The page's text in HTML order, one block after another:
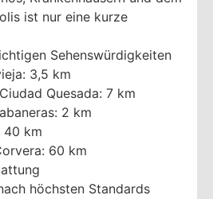
ist nur eine kurze
Sehenswürdigkeiten
3,5 km
Quesada: 7 km
2 km
40 km
60 km
höchsten Standards